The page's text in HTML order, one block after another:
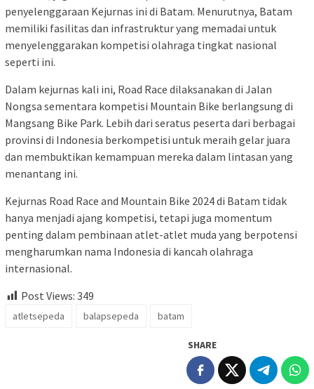
penyelenggaraan Kejurnas ini di Batam. Menurutnya, Batam
memiliki fasilitas dan infrastruktur yang memadai untuk
menyelenggarakan kompetisi olahraga tingkat nasional
seperti ini.
Dalam kejurnas kali ini, Road Race dilaksanakan di Jalan
Nongsa sementara kompetisi Mountain Bike berlangsung di
Mangsang Bike Park. Lebih dari seratus peserta dari berbagai
provinsi di Indonesia berkompetisi untuk meraih gelar juara
dan membuktikan kemampuan mereka dalam lintasan yang
menantang ini.
Kejurnas Road Race and Mountain Bike 2024 di Batam tidak
hanya menjadi ajang kompetisi, tetapi juga momentum
penting dalam pembinaan atlet-atlet muda yang berpotensi
mengharumkan nama Indonesia di kancah olahraga
internasional.
Post Views: 349
atletsepeda balapsepeda batam
SHARE